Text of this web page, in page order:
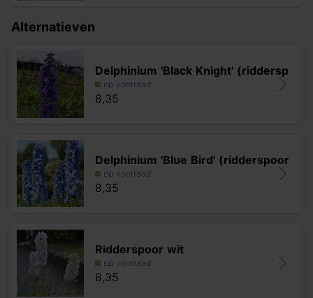
Alternatieven
Delphinium 'Black Knight' (riddersp
op voorraad
8,35
Delphinium 'Blue Bird' (ridderspoor
op voorraad
8,35
Ridderspoor wit
op voorraad
8,35